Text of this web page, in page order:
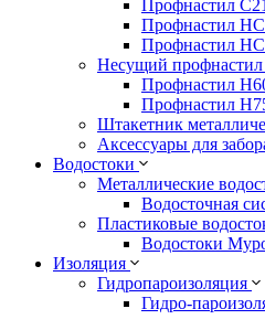
Профнастил
Профнастил
Профнастил
Несущий профнастил
Профнастил
Профнастил
Штакетник
Аксессуары для
Водостоки
Металлические
Водосточная
Пластиковые
Водостоки
Изоляция
Гидропароизоляция
Гидро-